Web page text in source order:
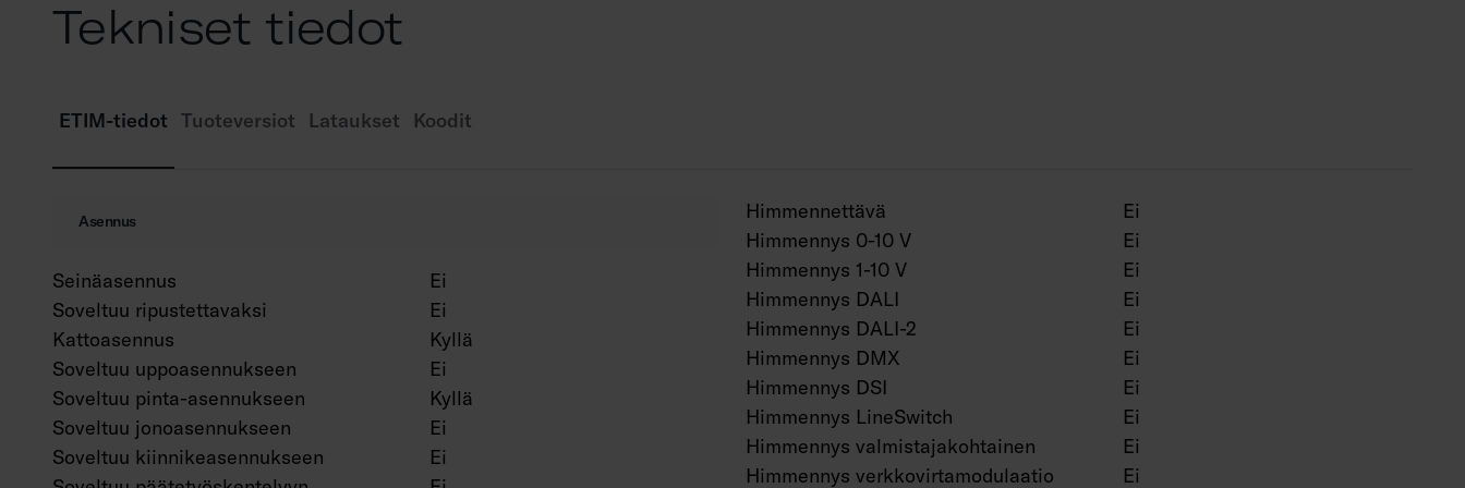
Tekniset tiedot
ETIM-tiedot Tuoteversiot Lataukset Koodit
Asennus
Seinäasennus
Ei
Soveltuu ripustettavaksi
Ei
Kattoasennus
Kyllä
Soveltuu uppoasennukseen
Ei
Soveltuu pinta-asennukseen
Kyllä
Soveltuu jonoasennukseen
Ei
Soveltuu kiinnikeasennukseen
Ei
Himmennettävä
Ei
Himmennys 0-10 V
Ei
Himmennys 1-10 V
Ei
Himmennys DALI
Ei
Himmennys DALI-2
Ei
Himmennys DMX
Ei
Himmennys DSI
Ei
Himmennys LineSwitch
Ei
Himmennys valmistajakohtainen
Ei
Himmennys verkkovirtamodulaatio
Ei